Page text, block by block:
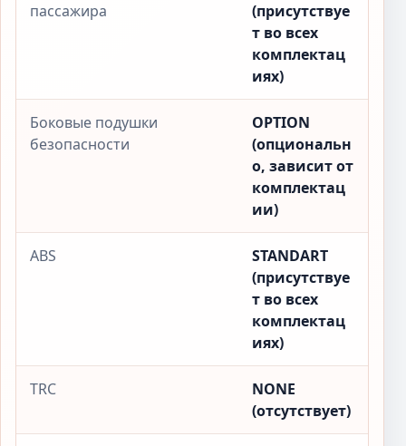
пассажира
(присутствуе
т во всех
комплектац
иях)
Боковые подушки
безопасности
OPTION
(опциональн
о, зависит от
комплектац
ии)
ABS
STANDART
(присутствуе
т во всех
комплектац
иях)
TRC
NONE
(отсутствует)